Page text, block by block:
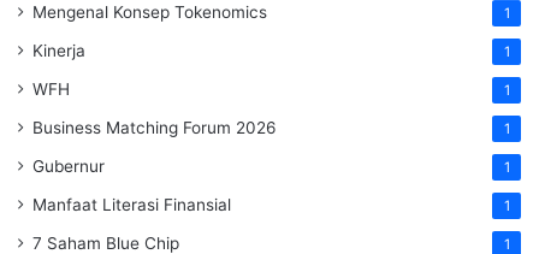
Mengenal Konsep Tokenomics 1
Kinerja 1
WFH 1
Business Matching Forum 2026 1
Gubernur 1
Manfaat Literasi Finansial 1
7 Saham Blue Chip 1